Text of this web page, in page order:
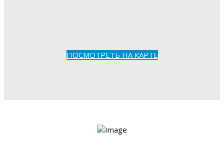
ПОСМОТРЕТЬ НА КАРТЕ